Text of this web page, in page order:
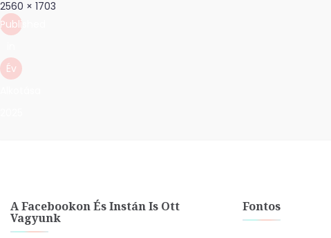
Full
size
2560 × 1703
navigáció
Published
Év
A Facebookon És Instán Is Ott
Vagyunk
Fontos